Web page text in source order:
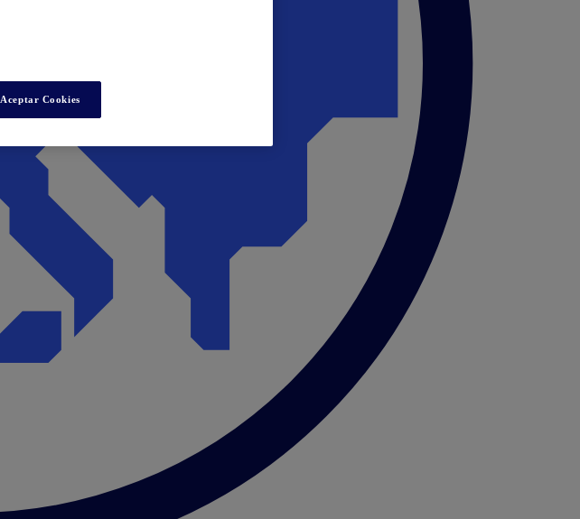
Aceptar Cookies